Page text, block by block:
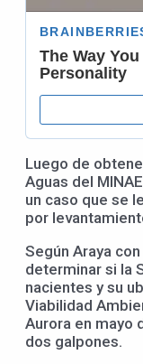
Luego de
Aguas del
un caso que se
por
Según Araya
determinar si la
nacientes y su
Viabilidad
Aurora en mayo
dos galpones.